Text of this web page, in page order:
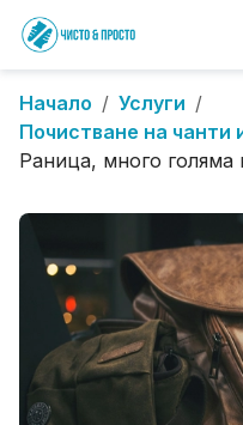
Начало / Услуги /
Почистване на чанти
Раница, много